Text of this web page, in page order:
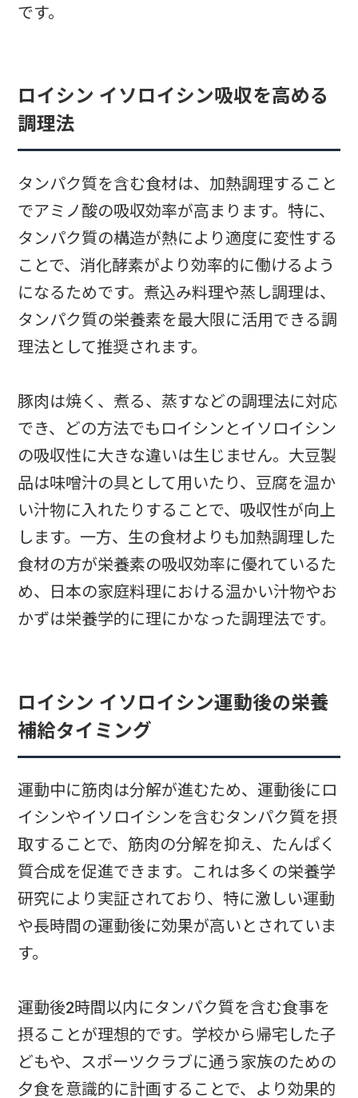
です。
ロイシン イソロイシン吸収を高める
調理法
タンパク質を含む食材は、加熱調理すること
でアミノ酸の吸収効率が高まります。特に、
タンパク質の構造が熱により適度に変性する
ことで、消化酵素がより効率的に働けるよう
になるためです。煮込み料理や蒸し調理は、
タンパク質の栄養素を最大限に活用できる調
理法として推奨されます。
豚肉は焼く、煮る、蒸すなどの調理法に対応
でき、どの方法でもロイシンとイソロイシン
の吸収性に大きな違いは生じません。大豆製
品は味噌汁の具として用いたり、豆腐を温か
い汁物に入れたりすることで、吸収性が向上
します。一方、生の食材よりも加熱調理した
食材の方が栄養素の吸収効率に優れているた
め、日本の家庭料理における温かい汁物やお
かずは栄養学的に理にかなった調理法です。
ロイシン イソロイシン運動後の栄養
補給タイミング
運動中に筋肉は分解が進むため、運動後にロ
イシンやイソロイシンを含むタンパク質を摂
取することで、筋肉の分解を抑え、たんぱく
質合成を促進できます。これは多くの栄養学
研究により実証されており、特に激しい運動
や長時間の運動後に効果が高いとされていま
す。
運動後2時間以内にタンパク質を含む食事を
摂ることが理想的です。学校から帰宅した子
どもや、スポーツクラブに通う家族のための
夕食を意識的に計画することで、より効果的